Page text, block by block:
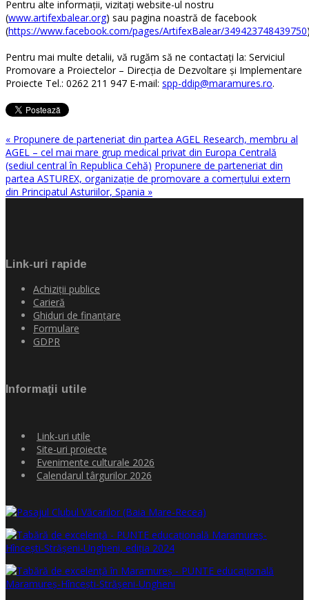
Pentru alte informaţii, vizitaţi website-ul nostru
(www.artifexbalear.org) sau pagina noastră de facebook
(https://www.facebook.com/pages/ArtifexBalear/349423748439750
Pentru mai multe detalii, vă rugăm să ne contactaţi la: Serviciul
Promovare a Proiectelor – Direcţia de Dezvoltare şi Implementare
Proiecte Tel.: 0262 211 947 E-mail: spp-ddip@maramures.ro.
« Propunere de parteneriat din partea AGEL Research, membru al
AGEL – cel mai mare grup medical privat din Europa Centrală
(sediul central în Republica Cehă) Propunere de parteneriat din
partea ASTUREX, organizaţie de promovare a comerţului extern
din Principatul Asturiilor, Spania »
Link-uri rapide
Achiziţii publice
Carieră
Ghiduri de finanţare
Formulare
GDPR
Informaţii utile
Link-uri utile
Site-uri proiecte
Evenimente culturale 2026
Calendarul târgurilor 2026